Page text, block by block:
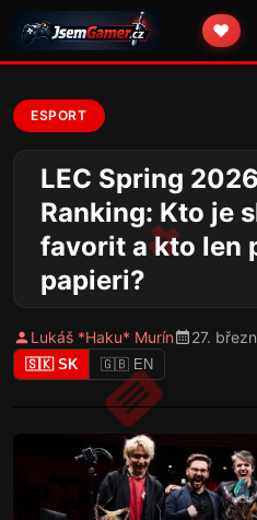
❤️
ESPORT
LEC Spring
Ranking: Kto je
favorit a kto len
papieri?
Lukáš *Haku* Murín 27.
🇸🇰 SK 🇬🇧 EN